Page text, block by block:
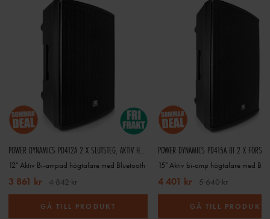
POWER DYNAMICS PD412A 2 X SLUTSTEG, AKTIV HÖGTALARE 12"
12" Aktiv Bi-ampad högtalare med Bluetooth
3 861 kr 4 842 kr
GÅ TILL PRODUKT
15" Aktiv bi-amp högtalare med BT
4 401 kr 5 640 kr
GÅ TILL PRODUKT